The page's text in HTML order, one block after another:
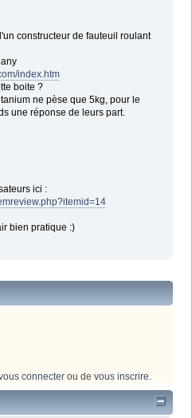
constructeur de fauteuil roulant
index.htm
boite ?
ne pèse que 5kg, pour le
une réponse de leurs part.
ici :
bien pratique :)
connecter ou de vous inscrire.